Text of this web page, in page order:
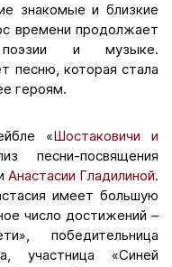
знакомые и близкие
времени продолжает
и музыке.
песню, которая стала
героям.
«Шостаковичи и
песни-посвящения
Анастасии Гладилиной.
имеет большую
число достижений –
победительница
участница «Синей